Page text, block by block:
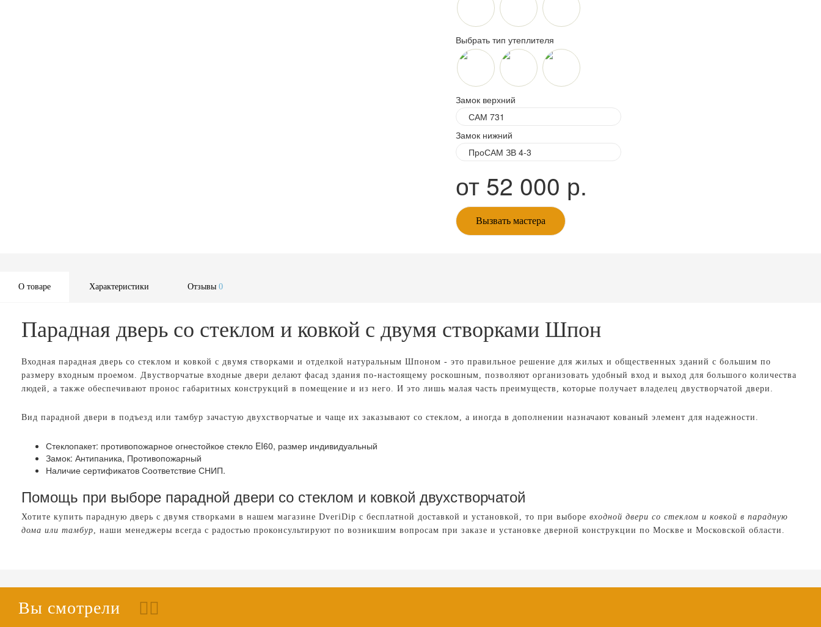
Выбрать тип утеплителя
Замок верхний
Замок нижний
от 52 000 р.
Вызвать мастера
О товаре Характеристики Отзывы 0
Парадная дверь со стеклом и ковкой с двумя створками Шпон
Входная парадная дверь со стеклом и ковкой с двумя створками и отделкой натуральным Шпоном - это правильное решение для жилых и общественных зданий с большим по
размеру входным проемом. Двустворчатые входные двери делают фасад здания по-настоящему роскошным, позволяют организовать удобный вход и выход для большого количества
людей, а также обеспечивают пронос габаритных конструкций в помещение и из него. И это лишь малая часть преимуществ, которые получает владелец двустворчатой двери.
Вид парадной двери в подъезд или тамбур зачастую двухстворчатые и чаще их заказывают со стеклом, а иногда в дополнении назначают кованый элемент для надежности.
Стеклопакет: противопожарное огнестойкое стекло EI60, размер индивидуальный
Замок: Антипаника, Противопожарный
Наличие сертификатов Соответствие СНИП.
Помощь при выборе парадной двери со стеклом и ковкой двухстворчатой
Хотите купить парадную дверь с двумя створками в нашем магазине DveriDip с бесплатной доставкой и установкой, то при выборе входной двери со стеклом и ковкой в парадную
дома или тамбур, наши менеджеры всегда с радостью проконсультируют по возникшим вопросам при заказе и установке дверной конструкции по Москве и Московской области.
Вы смотрели